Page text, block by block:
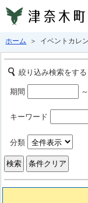
ホーム ＞ イベントカレ
絞り込み検索をする
期間 ～
キーワード
分類